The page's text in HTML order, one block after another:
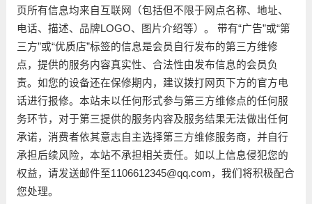
页所有信息均来自互联网（包括但不限于网点名称、地址、
电话、描述、品牌LOGO、图片介绍等）。 带有“广告”或“第
三方”或“优质店”标签的信息是会员自行发布的第三方维修
点，提供的服务内容真实性、合法性由发布信息的会员负
责。如您的设备还在保修期内，建议拨打网页下方的官方电
话进行报修。本站未以任何形式参与第三方维修点的任何服
务环节，对于第三提供的服务内容及服务结果无法做出任何
承诺，消费者依其意志自主选择第三方维修服务商，并自行
承担后续风险，本站不承担相关责任。如以上信息侵犯您的
权益，请发送邮件至1106612345@qq.com，我们将积极配合
您处理。